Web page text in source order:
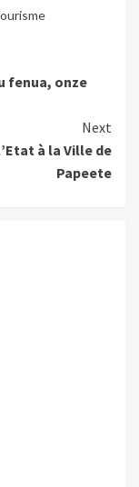
fenua, onze
Next
à la Ville de
Papeete